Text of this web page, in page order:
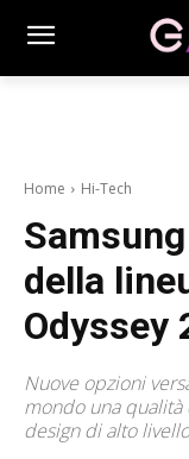
Home Hi-Tech
della
Odyssey
Nuove opzioni
mondo una
design di alto livello